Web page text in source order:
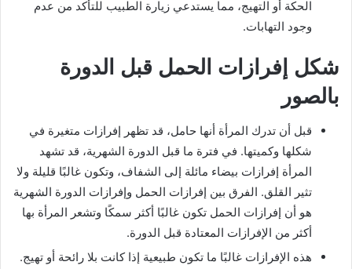
الحكة أو التهيج، مما يستدعي زيارة الطبيب للتأكد من عدم
وجود التهابات.
شكل إفرازات الحمل قبل الدورة
بالصور
قبل أن تدرك المرأة أنها حامل، قد تظهر إفرازات متغيرة في
شكلها وكميتها. في فترة ما قبل الدورة الشهرية، قد تشهد
المرأة إفرازات بيضاء مائلة إلى الشفاف، وتكون غالبًا قليلة ولا
تثير القلق. الفرق بين إفرازات الحمل وإفرازات الدورة الشهرية
هو أن إفرازات الحمل تكون غالبًا أكثر سمكًا وتشعر المرأة بها
أكثر من الإفرازات المعتادة قبل الدورة.
هذه الإفرازات غالبًا ما تكون طبيعية إذا كانت بلا رائحة أو تهيج.